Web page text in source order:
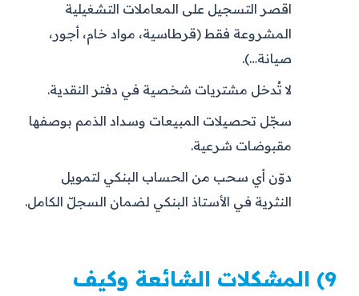
اقصر التسجيل على المعاملات التشغيلية
المشروعة فقط (قرطاسية، مواد خام، أجور،
صيانة…).
لا تُدخل مشتريات شخصية في دفتر النقدية.
سجّل تحصيلات المبيعات وسداد الذمم بوصفها
مقبوضات شرعية.
دوّن أي سحب من الحساب البنكي لتمويل
النثرية في الأستاذ البنكي لضمان السجلّ الكامل.
9) المشكلات الشائعة وكيف